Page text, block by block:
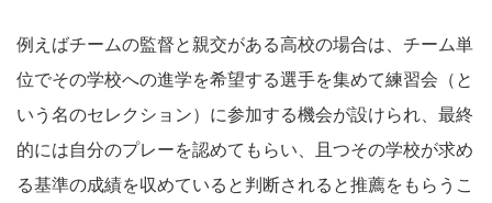
例えばチームの監督と親交がある高校の場合は、チーム単
位でその学校への進学を希望する選手を集めて練習会（と
いう名のセレクション）に参加する機会が設けられ、最終
的には自分のプレーを認めてもらい、且つその学校が求め
る基準の成績を収めていると判断されると推薦をもらうこ